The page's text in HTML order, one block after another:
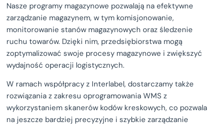
Nasze programy magazynowe pozwalają na efektywne
zarządzanie magazynem, w tym komisjonowanie,
monitorowanie stanów magazynowych oraz śledzenie
ruchu towarów. Dzięki nim, przedsiębiorstwa mogą
zoptymalizować swoje procesy magazynowe i zwiększyć
wydajność operacji logistycznych.
W ramach współpracy z Interlabel, dostarczamy także
rozwiązania z zakresu oprogramowania WMS z
wykorzystaniem skanerów kodów kreskowych, co pozwala
na jeszcze bardziej precyzyjne i szybkie zarządzanie